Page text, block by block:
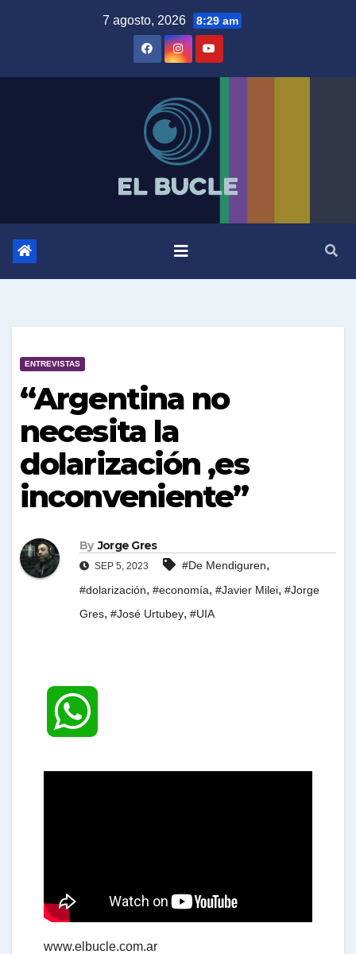
7 agosto, 2026 8:29 am
ENTREVISTAS
“Argentina no
necesita la
dolarización ,es
inconveniente”
By Jorge Gres
SEP 5, 2023 #De Mendiguren,
#dolarización, #economía, #Javier Milei, #Jorge
Gres, #José Urtubey, #UIA
www.elbucle.com.ar